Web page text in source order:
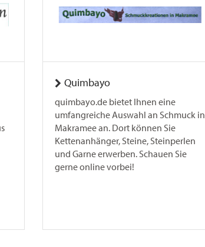
Quimbayo
quimbayo.de bietet Ihnen eine
umfangreiche Auswahl an Schmuck in
Makramee an. Dort können Sie
Kettenanhänger, Steine, Steinperlen
und Garne erwerben. Schauen Sie
gerne online vorbei!